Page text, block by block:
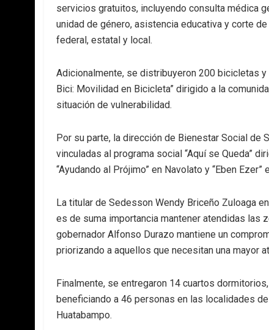
servicios gratuitos, incluyendo consulta médica
unidad de género, asistencia educativa y corte
federal, estatal y local.
Adicionalmente, se distribuyeron 200 bicicletas
Bici: Movilidad en Bicicleta” dirigido a la
situación de vulnerabilidad.
Por su parte, la dirección de Bienestar Social
vinculadas al programa social “Aquí se Queda”
“Ayudando al Prójimo” en Navolato y “Eben Ezer”
La titular de Sedesson Wendy Briceño Zuloaga
es de suma importancia mantener atendidas las
gobernador Alfonso Durazo mantiene un
priorizando a aquellos que necesitan una mayor
Finalmente, se entregaron 14 cuartos
beneficiando a 46 personas en las localidades
Huatabampo.